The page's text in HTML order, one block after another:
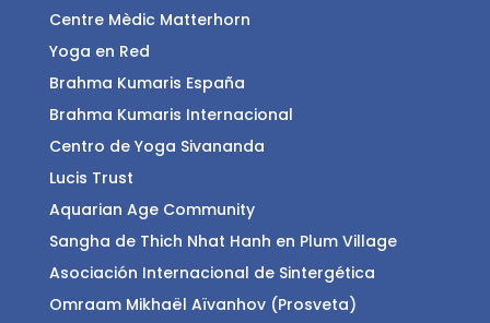
Centre Mèdic Matterhorn
Yoga en Red
Brahma Kumaris España
Brahma Kumaris Internacional
Centro de Yoga Sivananda
Lucis Trust
Aquarian Age Community
Sangha de Thich Nhat Hanh en Plum Village
Asociación Internacional de Sintergética
Omraam Mikhaël Aïvanhov (Prosveta)